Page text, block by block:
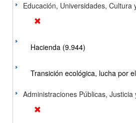
Educación, Universidades, Cultura
Hacienda (9.944)
Transición ecológica, lucha por
Administraciones Públicas, Justicia